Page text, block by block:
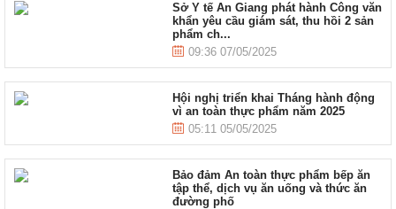
Sở Y tế An Giang phát hành Công văn
khẩn yêu cầu giám sát, thu hồi 2 sản
phẩm ch...
09:36 07/05/2025
Hội nghị triển khai Tháng hành động
vì an toàn thực phẩm năm 2025
05:11 05/05/2025
Bảo đảm An toàn thực phẩm bếp ăn
tập thể, dịch vụ ăn uống và thức ăn
đường phố